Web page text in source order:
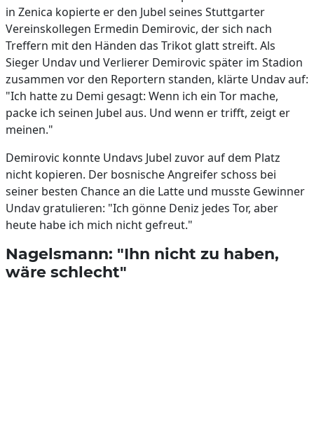
in Zenica kopierte er den Jubel seines Stuttgarter
Vereinskollegen Ermedin Demirovic, der sich nach
Treffern mit den Händen das Trikot glatt streift. Als
Sieger Undav und Verlierer Demirovic später im Stadion
zusammen vor den Reportern standen, klärte Undav auf:
"Ich hatte zu Demi gesagt: Wenn ich ein Tor mache,
packe ich seinen Jubel aus. Und wenn er trifft, zeigt er
meinen."
Demirovic konnte Undavs Jubel zuvor auf dem Platz
nicht kopieren. Der bosnische Angreifer schoss bei
seiner besten Chance an die Latte und musste Gewinner
Undav gratulieren: "Ich gönne Deniz jedes Tor, aber
heute habe ich mich nicht gefreut."
Nagelsmann: "Ihn nicht zu haben,
wäre schlecht"